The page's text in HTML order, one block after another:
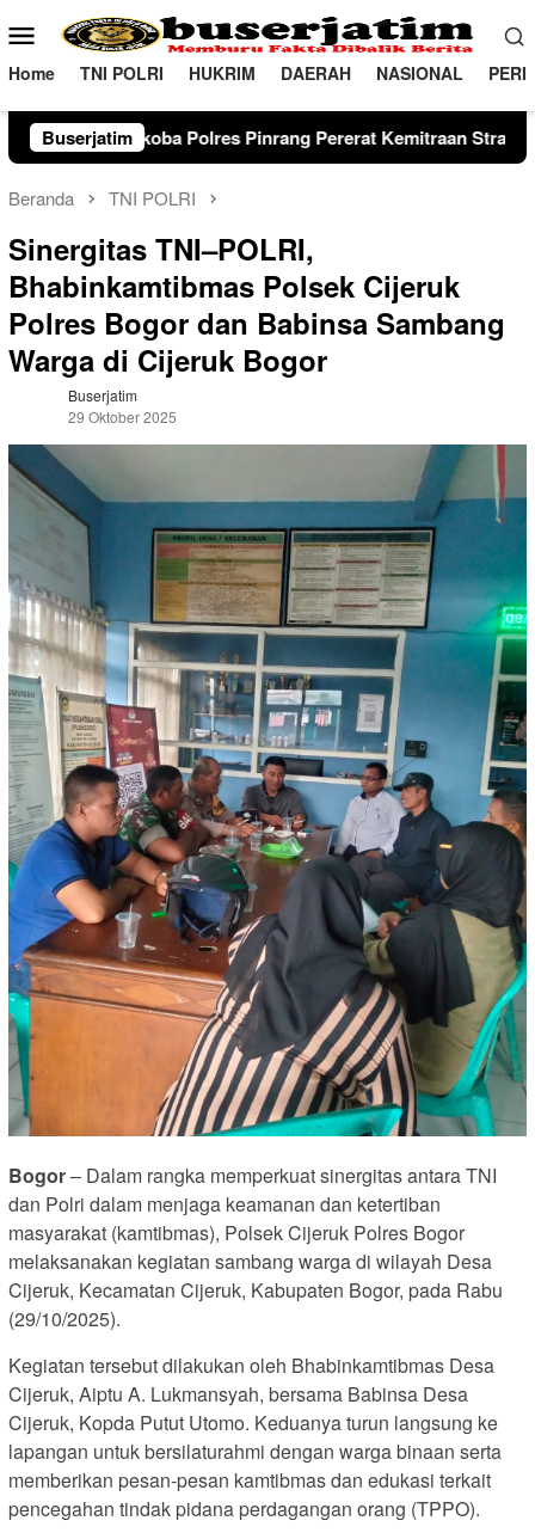
ke
konten
Menu
Mobile
Home TNI POLRI HUKRIM DAERAH NASIONAL
Buserjatim
Pererat Kemitraan Strategis di kabupaten Pinrang
Beranda TNI POLRI
Sinergitas TNI–POLRI,
Bhabinkamtibmas Polsek Cijeruk
Polres Bogor dan Babinsa Sambang
Warga di Cijeruk Bogor
Buserjatim
29 Oktober 2025
Bogor– Dalam rangka memperkuat sinergitas antara TNI
dan Polri dalam menjaga keamanan dan ketertiban
masyarakat (kamtibmas), Polsek Cijeruk Polres Bogor
melaksanakan kegiatan sambang warga di wilayah Desa
Cijeruk, Kecamatan Cijeruk, Kabupaten Bogor, pada Rabu
(29/10/2025).
Kegiatan tersebut dilakukan oleh Bhabinkamtibmas Desa
Cijeruk, Aiptu A. Lukmansyah, bersama Babinsa Desa
Cijeruk, Kopda Putut Utomo. Keduanya turun langsung ke
lapangan untuk bersilaturahmi dengan warga binaan serta
memberikan pesan-pesan kamtibmas dan edukasi terkait
pencegahan tindak pidana perdagangan orang (TPPO).